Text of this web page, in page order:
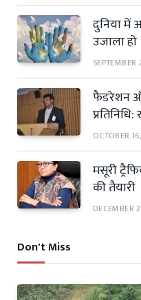
दुनिया में
उजाला हो
फैडरेशन
OCTOBER
मसूरी
की तैयारी
DECEMBER
Don't Miss